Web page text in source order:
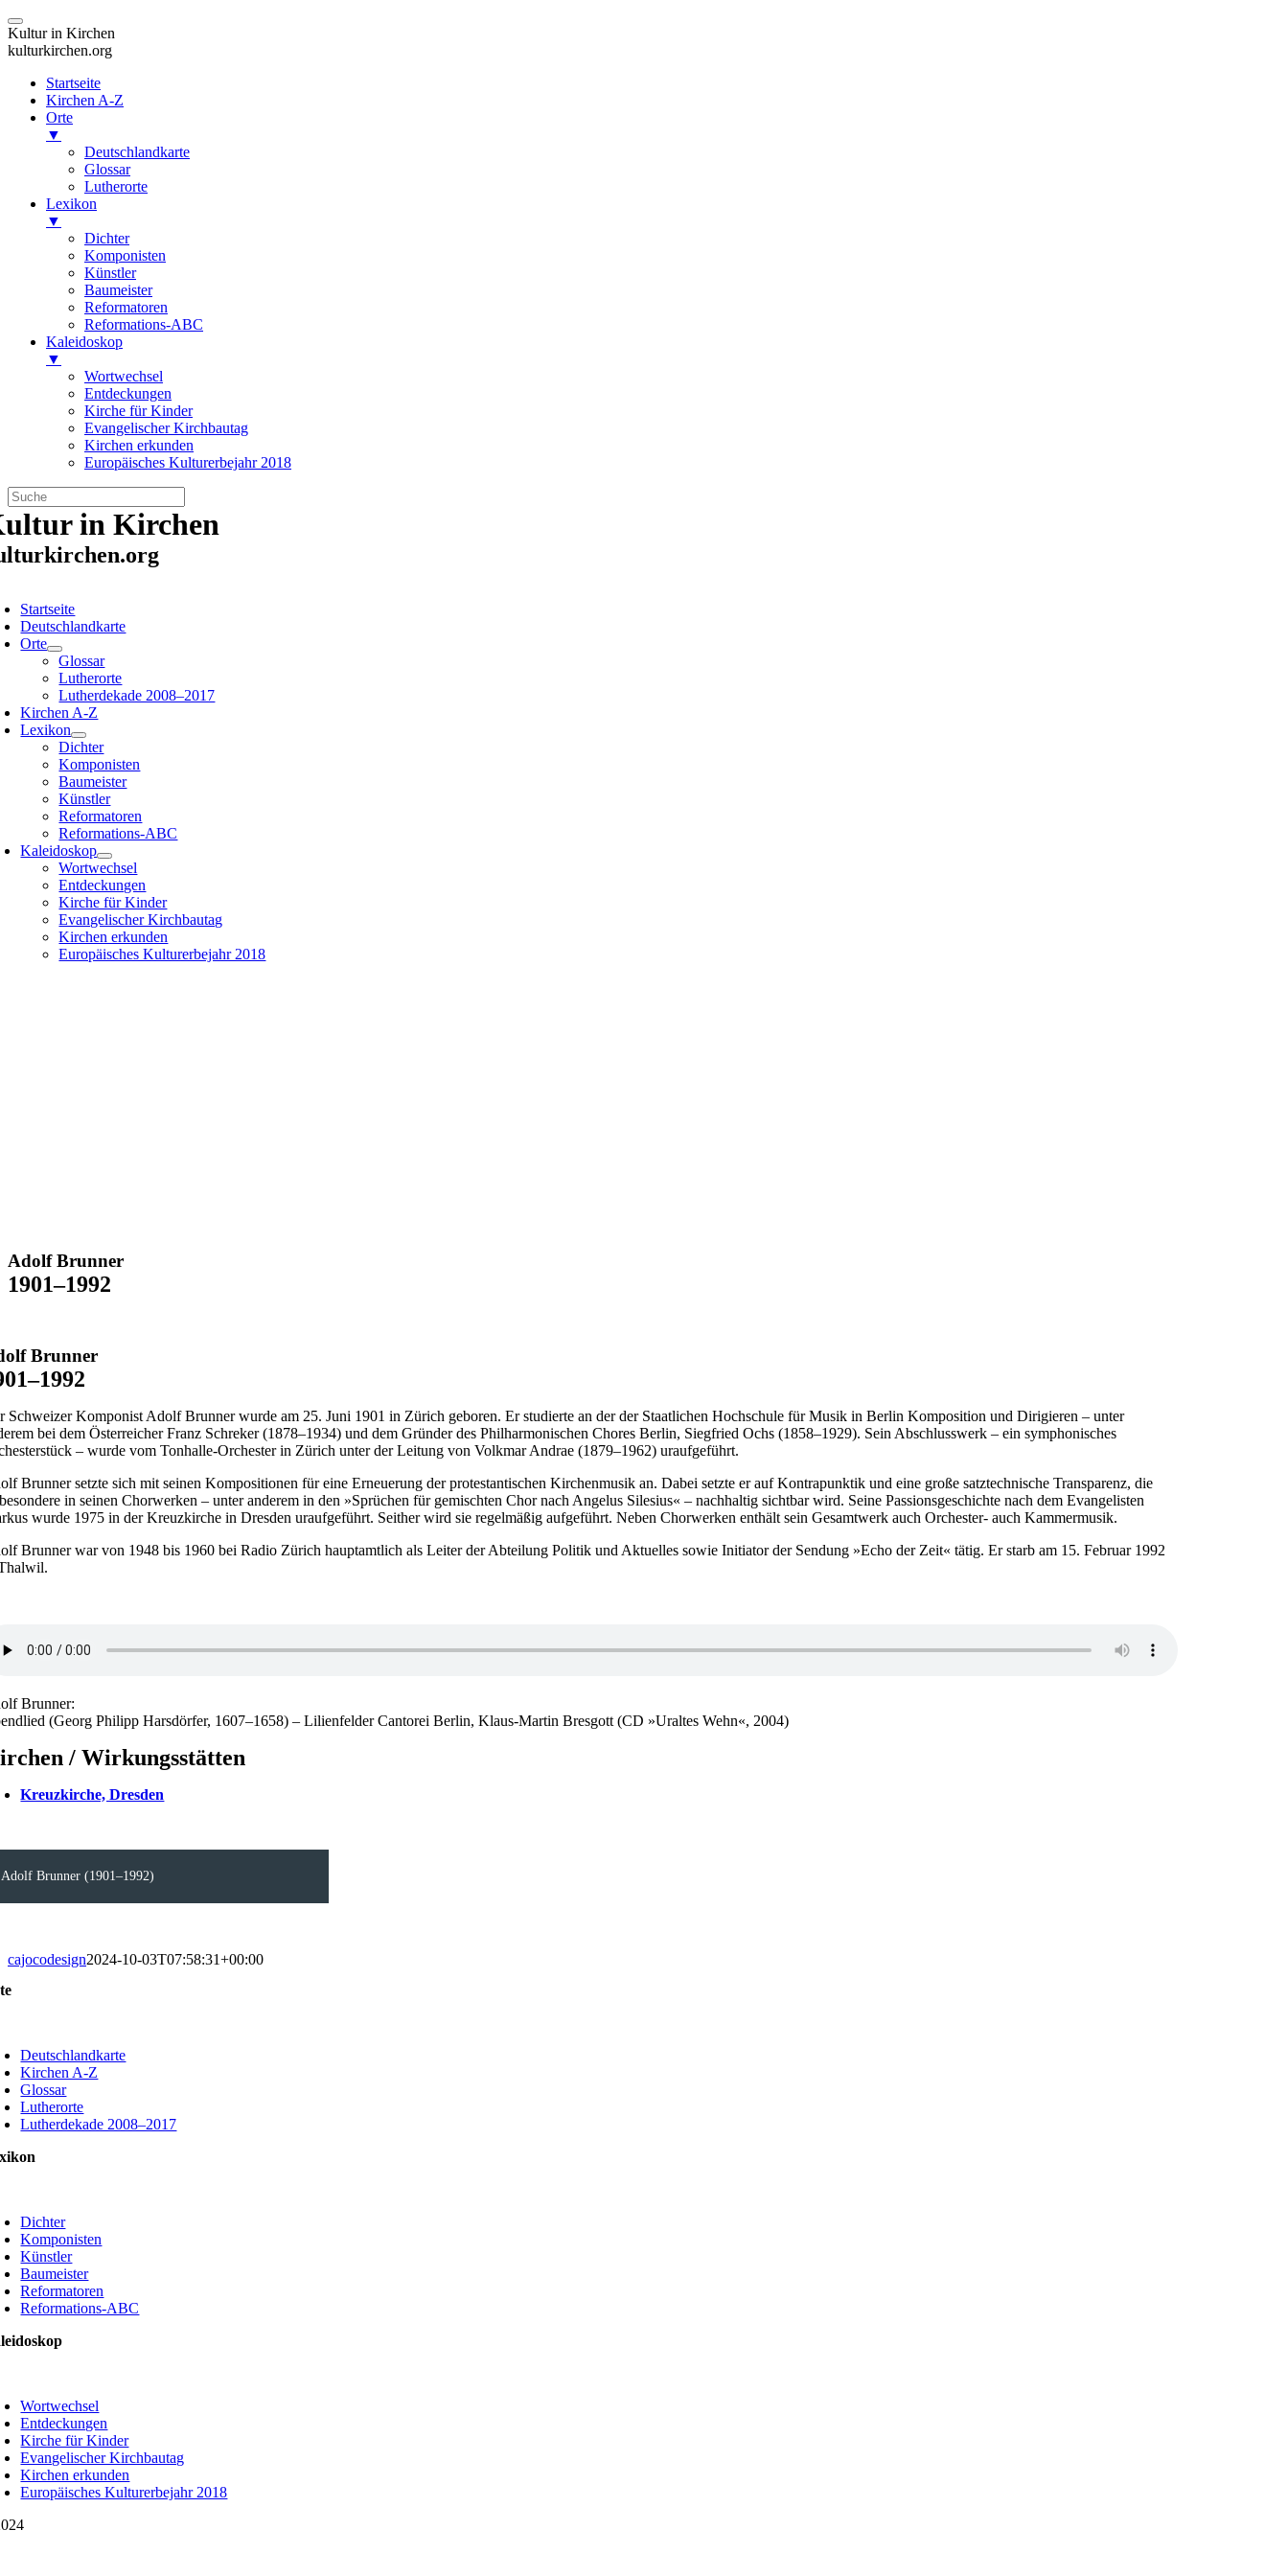
Kultur in Kirchen
kulturkirchen.org
Startseite
Kirchen A-Z
Orte
▼
Deutschlandkarte
Glossar
Lutherorte
Lexikon
▼
Dichter
Komponisten
Künstler
Baumeister
Reformatoren
Reformations-ABC
Kaleidoskop
▼
Wortwechsel
Entdeckungen
Kirche für Kinder
Evangelischer Kirchbautag
Kirchen erkunden
Europäisches Kulturerbejahr 2018
Zum
Inhalt
springen
in Kirchen
Startseite
Deutschlandkarte
Orte
Glossar
Lutherorte
Lutherdekade 2008–2017
Kirchen A-Z
Lexikon
Dichter
Komponisten
Baumeister
Künstler
Reformatoren
Reformations-ABC
Kaleidoskop
Wortwechsel
Entdeckungen
Kirche für Kinder
Evangelischer Kirchbautag
Kirchen erkunden
Europäisches Kulturerbejahr 2018
Adolf Brunner
1901–1992
Brunner
Schweizer Komponist Adolf Brunner wurde am 25. Juni 1901 in Zürich geboren. Er studierte an der der Staatlichen Hochschule für Musik in Berlin Komposition und Dirigieren – unter
bei dem Österreicher Franz Schreker (1878–1934) und dem Gründer des Philharmonischen Chores Berlin, Siegfried Ochs (1858–1929). Sein Abschlusswerk – ein symphonisches
– wurde vom Tonhalle-Orchester in Zürich unter der Leitung von Volkmar Andrae (1879–1962) uraufgeführt.
Brunner setzte sich mit seinen Kompositionen für eine Erneuerung der protestantischen Kirchenmusik an. Dabei setzte er auf Kontrapunktik und eine große satztechnische Transparenz, die
in seinen Chorwerken – unter anderem in den »Sprüchen für gemischten Chor nach Angelus Silesius« – nachhaltig sichtbar wird. Seine Passionsgeschichte nach dem Evangelisten
wurde 1975 in der Kreuzkirche in Dresden uraufgeführt. Seither wird sie regelmäßig aufgeführt. Neben Chorwerken enthält sein Gesamtwerk auch Orchester- auch Kammermusik.
Brunner war von 1948 bis 1960 bei Radio Zürich hauptamtlich als Leiter der Abteilung Politik und Aktuelles sowie Initiator der Sendung »Echo der Zeit« tätig. Er starb am 15. Februar 1992
Brunner:
(Georg Philipp Harsdörfer, 1607–1658) – Lilienfelder Cantorei Berlin, Klaus-Martin Bresgott (CD »Uraltes Wehn«, 2004)
/ Wirkungsstätten
Kreuzkirche, Dresden
Adolf Brunner (1901–1992)
cajocodesign2024-10-03T07:58:31+00:00
Deutschlandkarte
Kirchen A-Z
Glossar
Lutherorte
Lutherdekade 2008–2017
Dichter
Komponisten
Künstler
Baumeister
Reformatoren
Reformations-ABC
Wortwechsel
Entdeckungen
Kirche für Kinder
Evangelischer Kirchbautag
Kirchen erkunden
Europäisches Kulturerbejahr 2018